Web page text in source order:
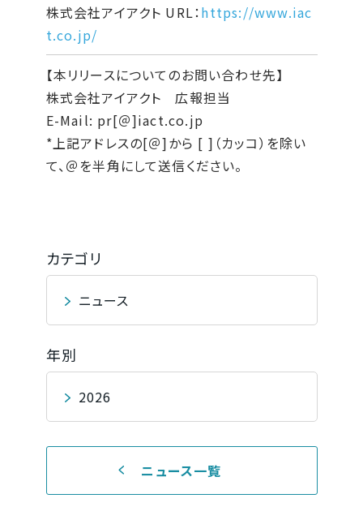
株式会社アイアクト URL：https://www.iac
t.co.jp/
【本リリースについてのお問い合わせ先】
株式会社アイアクト 広報担当
E-Mail: pr[＠]iact.co.jp
*上記アドレスの[＠]から [ ]（カッコ）を除い
て、＠を半角にして送信ください。
カテゴリ
ニュース
年別
2026
ニュース一覧